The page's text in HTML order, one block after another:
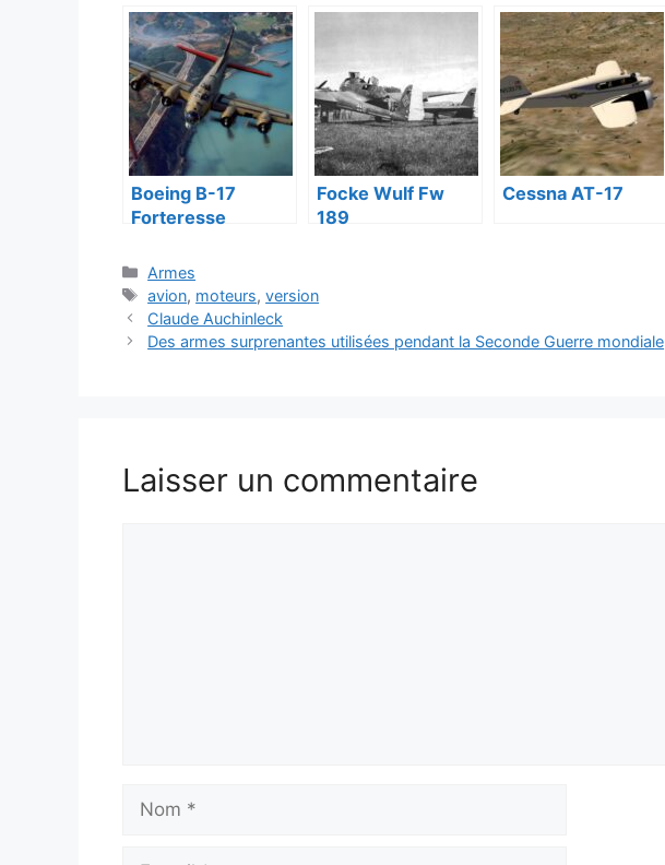
Boeing B-17
Forteresse
Focke Wulf Fw
189
Cessna AT-17
Catégories
Armes
Étiquettes
avion, moteurs,version
Claude Auchinleck
Des armes surprenantes utilisées pendant la Seconde Guerre mondiale
Laisser un commentaire